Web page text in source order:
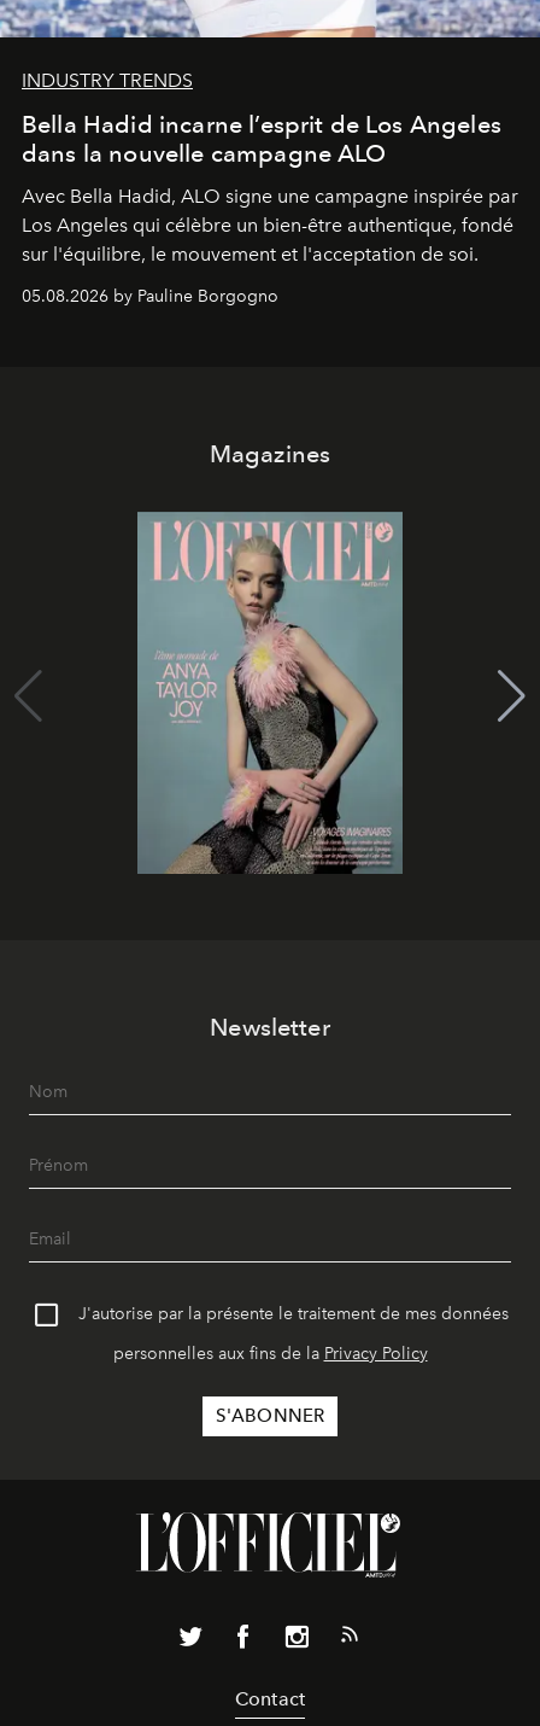
INDUSTRY TRENDS
Bella Hadid incarne l’esprit de Los Angeles
dans la nouvelle campagne ALO
Avec Bella Hadid, ALO signe une campagne inspirée par
Los Angeles qui célèbre un bien-être authentique, fondé
sur l'équilibre, le mouvement et l'acceptation de soi.
05.08.2026 by Pauline Borgogno
Magazines
Newsletter
J'autorise par la présente le traitement de mes données
personnelles aux fins de la Privacy Policy
Contact